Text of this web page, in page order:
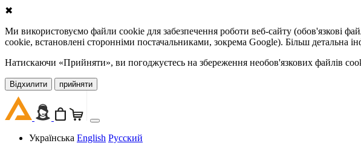
✖
Ми використовуємо файли cookie для забезпечення роботи веб-сайту (обов'язкові
cookie, встановлені сторонніми постачальниками, зокрема Google). Більш детальна
Натискаючи «Прийняти», ви погоджуєтесь на збереження необов'язкових файлів
Відхилити прийняти
Українська English Русский